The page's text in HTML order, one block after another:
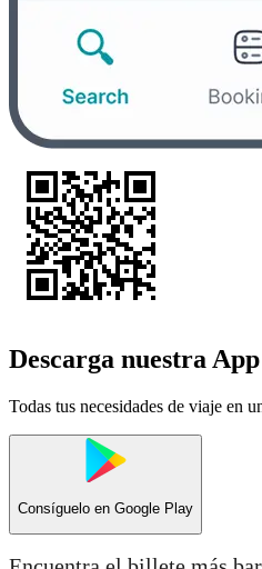
Descarga nuestra
Todas tus necesidades de viaje en
Consíguelo en Google Play